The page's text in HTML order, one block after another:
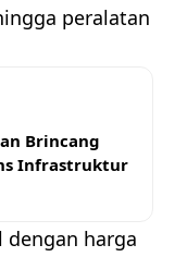
peralatan
Brincang
Infrastruktur
harga